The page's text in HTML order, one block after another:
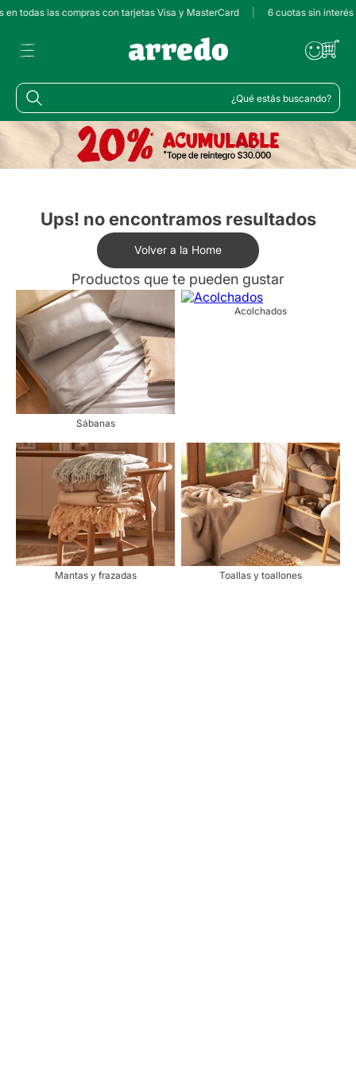
todas las compras con tarjetas Visa y MasterCard 6 cuotas sin interés
¿Qué estás buscando?
Ups! no encontramos resultados
Volver a la Home
Productos que te pueden gustar
Sábanas
Acolchados
Mantas y frazadas Toallas y toallones